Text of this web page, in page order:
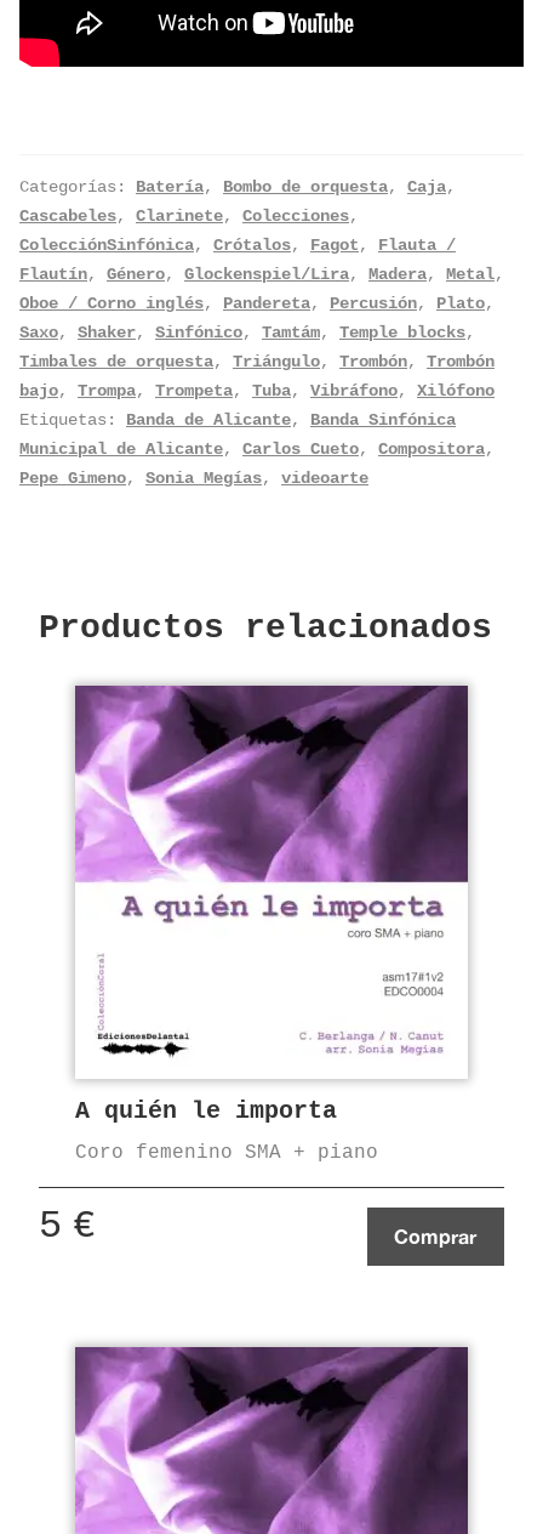
Categorías: Batería, Bombo de orquesta, Caja,
Cascabeles, Clarinete, Colecciones,
ColecciónSinfónica, Crótalos, Fagot, Flauta /
Flautín, Género, Glockenspiel/Lira, Madera, Metal,
Oboe / Corno inglés, Pandereta, Percusión, Plato,
Saxo, Shaker, Sinfónico, Tamtám, Temple blocks,
Timbales de orquesta, Triángulo, Trombón, Trombón
bajo, Trompa, Trompeta, Tuba, Vibráfono, Xilófono
Etiquetas: Banda de Alicante, Banda Sinfónica
Municipal de Alicante, Carlos Cueto, Compositora,
Pepe Gimeno, Sonia Megías, videoarte
Productos relacionados
A quién le importa
Coro femenino SMA + piano
5 € Comprar